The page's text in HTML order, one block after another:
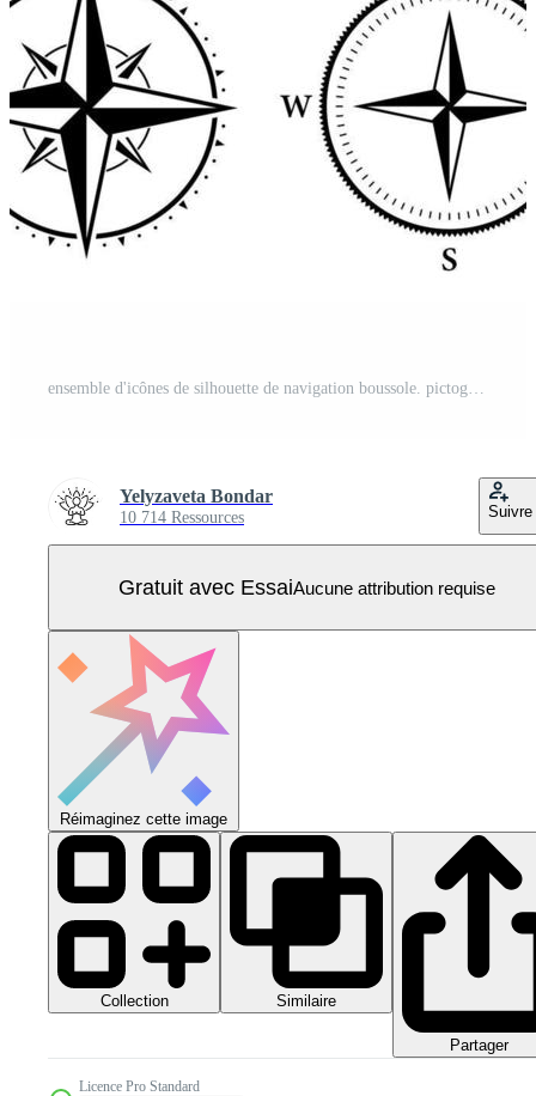
ensemble d'icônes de silhouette de navigation boussole. pictogramme de glyphe de direction d'orientation nord sud ouest est. navigateur de vent de rose antique nautique pour l'icône d'aventure en mer. illustration vectorielle isolée. Vecteur Pro
Yelyzaveta Bondar
10 714 Ressources Suivre
Gratuit avec EssaiAucune attribution requise
Réimaginez cette image
Collection Similaire
Partager
Licence Pro Standard